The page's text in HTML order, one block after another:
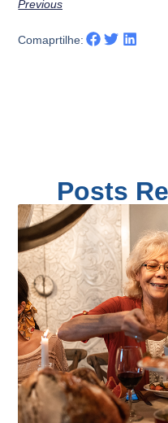
Previous
Comaprtilhe:
Posts